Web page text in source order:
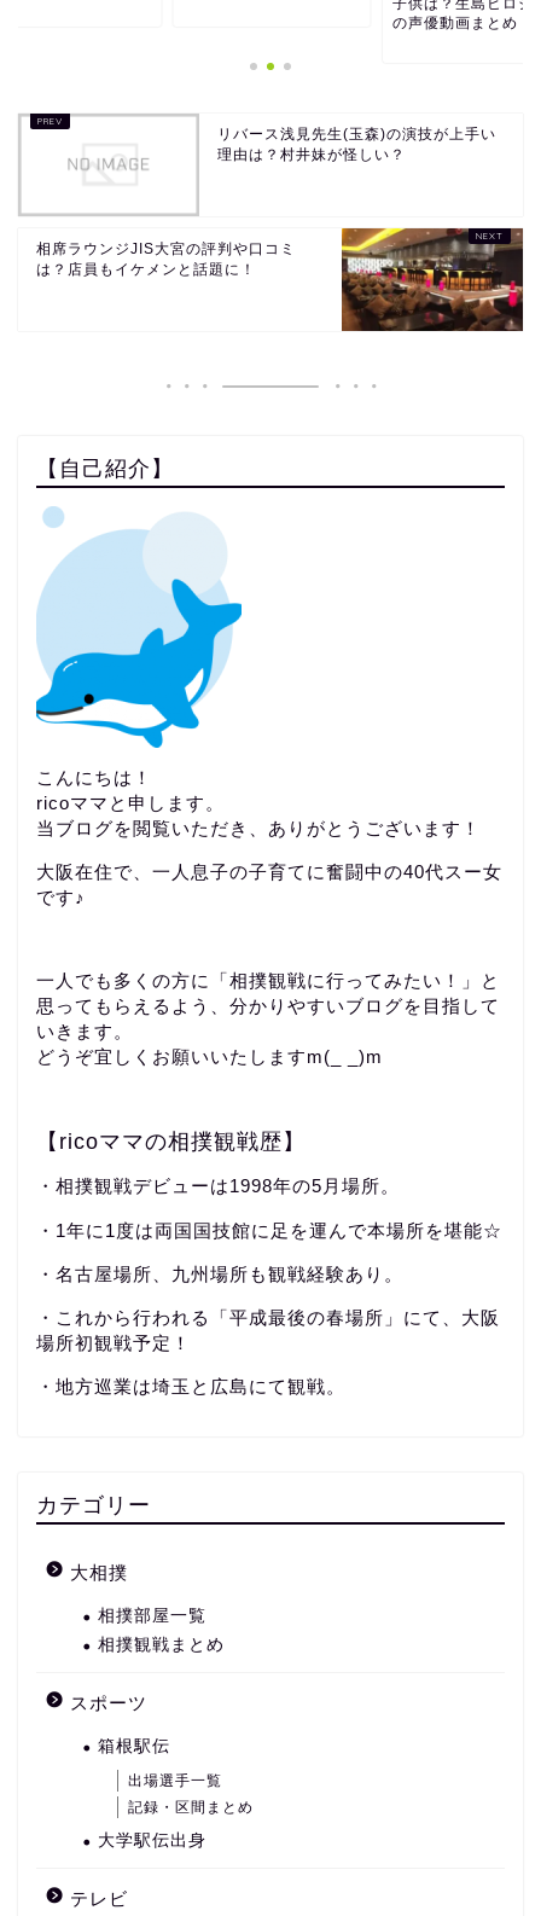
子供は？生島ヒロシ
の声優動画まとめ！
リバース浅見先生(玉森)の演技が上手い
理由は？村井妹が怪しい？
相席ラウンジJIS大宮の評判や口コミ
は？店員もイケメンと話題に！
【自己紹介】
こんにちは！
ricoママと申します。
当ブログを閲覧いただき、ありがとうございます！
大阪在住で、一人息子の子育てに奮闘中の40代スー女
です♪
一人でも多くの方に「相撲観戦に行ってみたい！」と
思ってもらえるよう、分かりやすいブログを目指して
いきます。
どうぞ宜しくお願いいたしますm(_ _)m
【ricoママの相撲観戦歴】
・相撲観戦デビューは1998年の5月場所。
・1年に1度は両国国技館に足を運んで本場所を堪能☆
・名古屋場所、九州場所も観戦経験あり。
・これから行われる「平成最後の春場所」にて、大阪
場所初観戦予定！
・地方巡業は埼玉と広島にて観戦。
カテゴリー
大相撲
相撲部屋一覧
相撲観戦まとめ
スポーツ
箱根駅伝
出場選手一覧
記録・区間まとめ
大学駅伝出身
テレビ